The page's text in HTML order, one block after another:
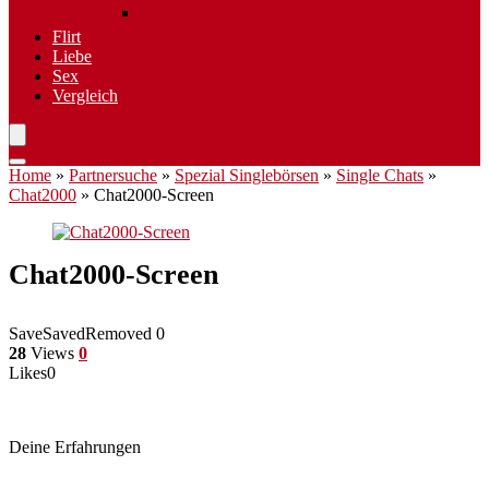
Flirt
Liebe
Sex
Vergleich
Home » Partnersuche » Spezial Singlebörsen » Single Chats »
Chat2000 » Chat2000-Screen
Chat2000-Screen
SaveSavedRemoved 0
28 Views 0
Likes0
Deine Erfahrungen